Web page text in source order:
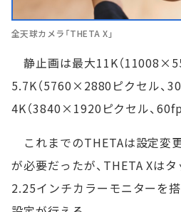
全天球カメラ「THETA X」
静止画は最大11K（
5.7K（5760×2880ピクセル、
4K（3840×1920ピクセル、
これまでのTHETAは設定変
が必要だったが、THETA Xは
2.25インチカラーモニターを